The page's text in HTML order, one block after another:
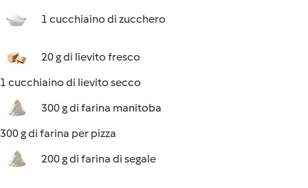
1 cucchiaino di zucchero
20 g di lievito fresco
1 cucchiaino di lievito secco
300 g di farina manitoba
300 g di farina per pizza
200 g di farina di segale